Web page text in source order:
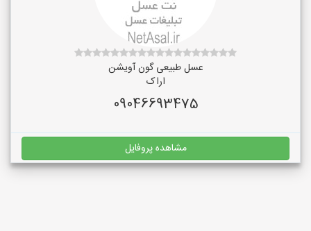
عسل طبیعی گون آویشن
اراک
09046693475
مشاهده پروفایل